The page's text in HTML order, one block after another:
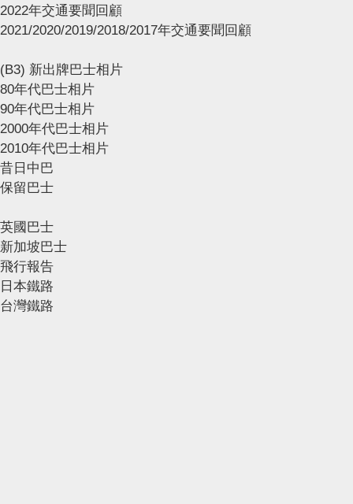
2022年交通要聞回顧
2021/2020/2019/2018/2017年交通要聞回顧
(B3) 新出牌巴士相片
80年代巴士相片
90年代巴士相片
2000年代巴士相片
2010年代巴士相片
昔日中巴
保留巴士
英國巴士
新加坡巴士
飛行報告
日本鐵路
台灣鐵路